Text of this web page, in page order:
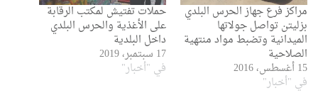
مراكز فرع جهاز الحرس البلدي
بزليتن تواصل جولاتها
الميدانية وتضبط مواد منتهية
الصلاحية
15 أغسطس، 2016
في "أخبار"
حملات تفتيش لمكتب الرقابة
على الأغذية والحرس البلدي
داخل البلدية
17 سبتمبر، 2019
في "أخبار"